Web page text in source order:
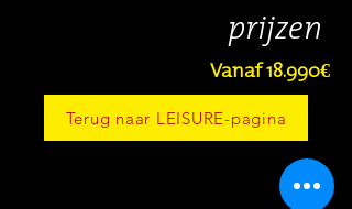
prijzen
Vanaf 18.990€
Terug naar LEISURE-pagina